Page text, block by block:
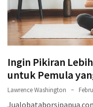
Ingin Pikiran
untuk Pemula
Lawrence Washington